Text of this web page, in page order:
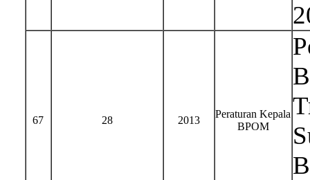
67 28 2013
Peraturan Kepala
BPOM